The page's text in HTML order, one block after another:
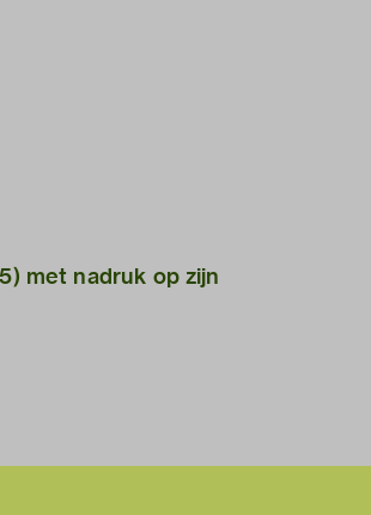
met nadruk op zijn